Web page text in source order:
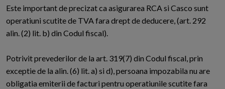
Este important de precizat ca asigurarea RCA si Casco sunt
operatiuni scutite de TVA fara drept de deducere, (art. 292
alin. (2) lit. b) din Codul fiscal).
Potrivit prevederilor de la art. 319(7) din Codul fiscal, prin
exceptie de la alin. (6) lit. a) si d), persoana impozabila nu are
obligatia emiterii de facturi pentru operatiunile scutite fara